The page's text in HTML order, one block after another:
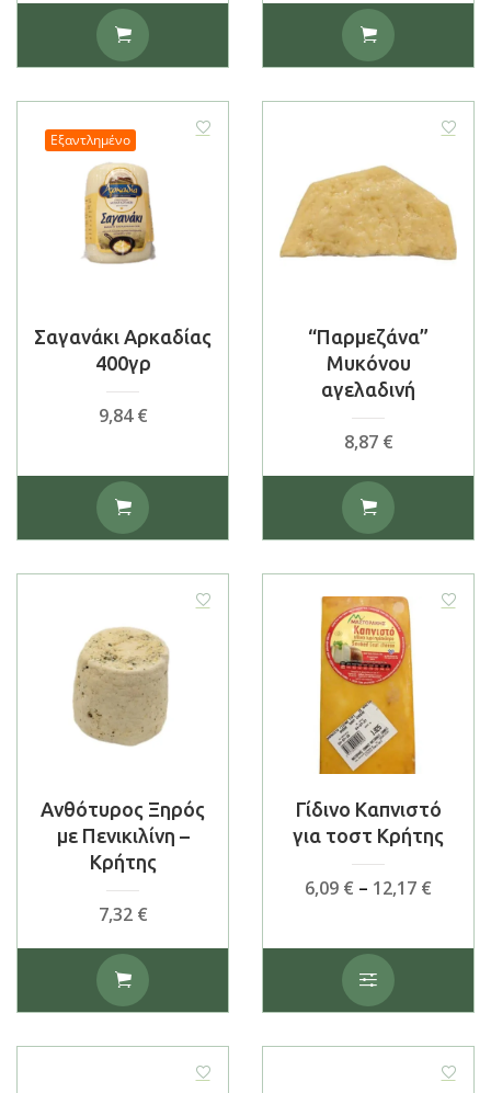
Εξαντλημένο
Σαγανάκι Αρκαδίας
400γρ
9,84€
“Παρμεζάνα”
Μυκόνου
αγελαδινή
8,87 €
Ανθότυρος Ξηρός
με Πενικιλίνη –
Κρήτης
7,32 €
Γίδινο Καπνιστό
για τοστ Κρήτης
6,09 € – 12,17 €
το
προϊόν
παραλλαγές.